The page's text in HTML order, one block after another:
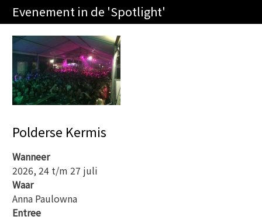
Evenement in de 'Spotlight'
Polderse Kermis
Wanneer
2026, 24 t/m 27 juli
Waar
Anna Paulowna
Entree